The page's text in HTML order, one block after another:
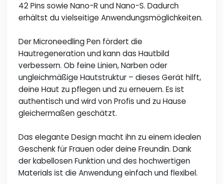
42 Pins sowie Nano-R und Nano-S. Dadurch
erhältst du vielseitige Anwendungsmöglichkeiten.
Der Microneedling Pen fördert die
Hautregeneration und kann das Hautbild
verbessern. Ob feine Linien, Narben oder
ungleichmäßige Hautstruktur – dieses Gerät hilft,
deine Haut zu pflegen und zu erneuern. Es ist
authentisch und wird von Profis und zu Hause
gleichermaßen geschätzt.
Das elegante Design macht ihn zu einem idealen
Geschenk für Frauen oder deine Freundin. Dank
der kabellosen Funktion und des hochwertigen
Materials ist die Anwendung einfach und flexibel.